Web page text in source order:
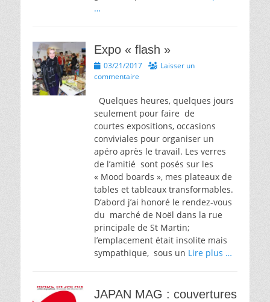
…
Expo « flash »
Posted
on
03/21/2017
Laisser un
commentaire
Quelques heures, quelques jours
seulement pour faire de
courtes expositions, occasions
conviviales pour organiser un
apéro après le travail. Les verres
de l’amitié sont posés sur les
« Mood boards », mes plateaux de
tables et tableaux transformables.
D’abord j’ai honoré le rendez-vous
du marché de Noël dans la rue
principale de St Martin;
l’emplacement était insolite mais
sympathique, sous un Lire plus …
JAPAN MAG : couvertures